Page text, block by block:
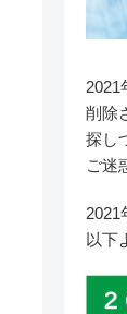
2021
削除
探し
ご迷
2021
以下